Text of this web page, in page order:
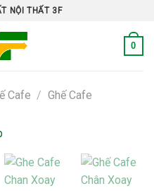
NỘI THẤT 3F
0
Cafe / Ghế Cafe